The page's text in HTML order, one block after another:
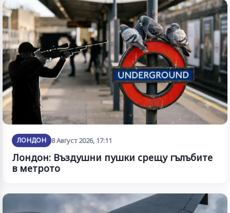
ЛОНДОН 8 Август 2026, 17:11
Лондон: Въздушни пушки срещу гълъбите
в метрото